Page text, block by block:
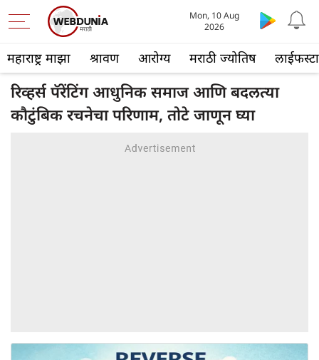
महाराष्ट्र माझा श्रावण आरोग्य मराठी ज्योतिष
Mon, 10 Aug
2026
रिव्हर्स पॅरेंटिंग आधुनिक समाज आणि बदलत्या
कौटुंबिक रचनेचा परिणाम, तोटे जाणून घ्या